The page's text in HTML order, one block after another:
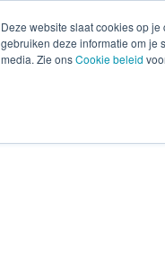
Deze website slaat cookies op
gebruiken deze informatie om je
media. Zie onsCookie beleid
Diensten